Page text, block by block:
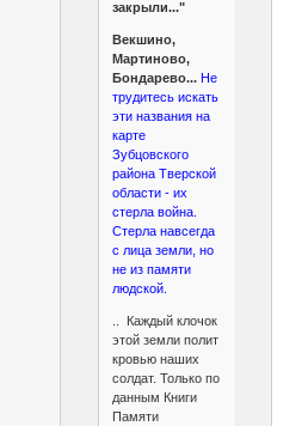
закрыли..."
Векшино,
Мартиново,
Бондарево... Не
трудитесь искать
эти названия на
карте
Зубцовского
района Тверской
области - их
стерла война.
Стерла навсегда
с лица земли, но
не из памяти
людской.
.. Каждый клочок
этой земли полит
кровью наших
солдат. Только по
данным Книги
Памяти